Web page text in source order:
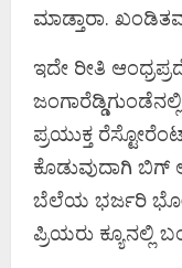
ಮಾಡ್ತಾರಾ.
ಇದೇ ರೀತಿ
ಪ್ರಯುಕ್ತ
ಕೊಡುವುದಾಗಿ ಬಿಗ್
ಬೆಲೆಯ ಭರ್ಜರಿ
ಪ್ರಿಯರು ಕ್ಯೂನಲ್ಲಿ